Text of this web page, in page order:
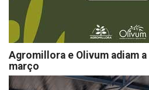
Agromillora e Olivum adiam
março